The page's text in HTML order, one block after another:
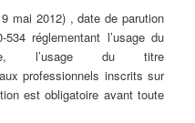
mai 2012), date de parution
réglementant l’usage du
l’usage du titre
professionnels inscrits sur
est obligatoire avant toute